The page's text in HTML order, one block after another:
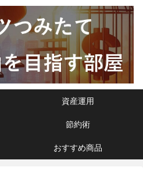
資産運用
節約術
おすすめ商品